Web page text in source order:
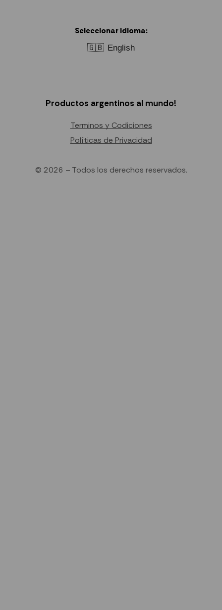
Seleccionar idioma:
🇬🇧 English
Productos argentinos al mundo!
Terminos y Codiciones
Políticas de Privacidad
© 2026 – Todos los derechos reservados.